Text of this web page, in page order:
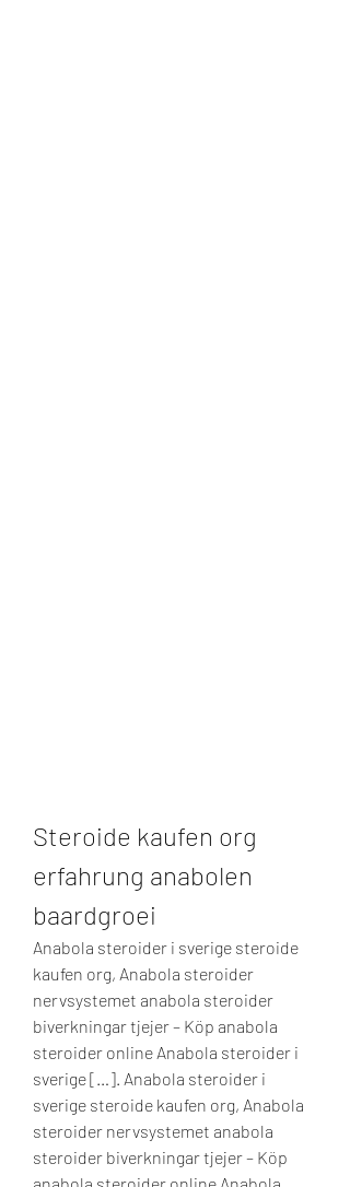
Steroide kaufen org
erfahrung anabolen
baardgroei
Anabola steroider i sverige steroide
kaufen org, Anabola steroider
nervsystemet anabola steroider
biverkningar tjejer – Köp anabola
steroider online Anabola steroider i
sverige […]. Anabola steroider i
sverige steroide kaufen org, Anabola
steroider nervsystemet anabola
steroider biverkningar tjejer – Köp
anabola steroider online Anabola